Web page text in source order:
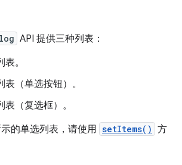
API 提供三种列表：
。
（单选按钮）。
（复选框）。
的单选列表，请使用 setItems() 方